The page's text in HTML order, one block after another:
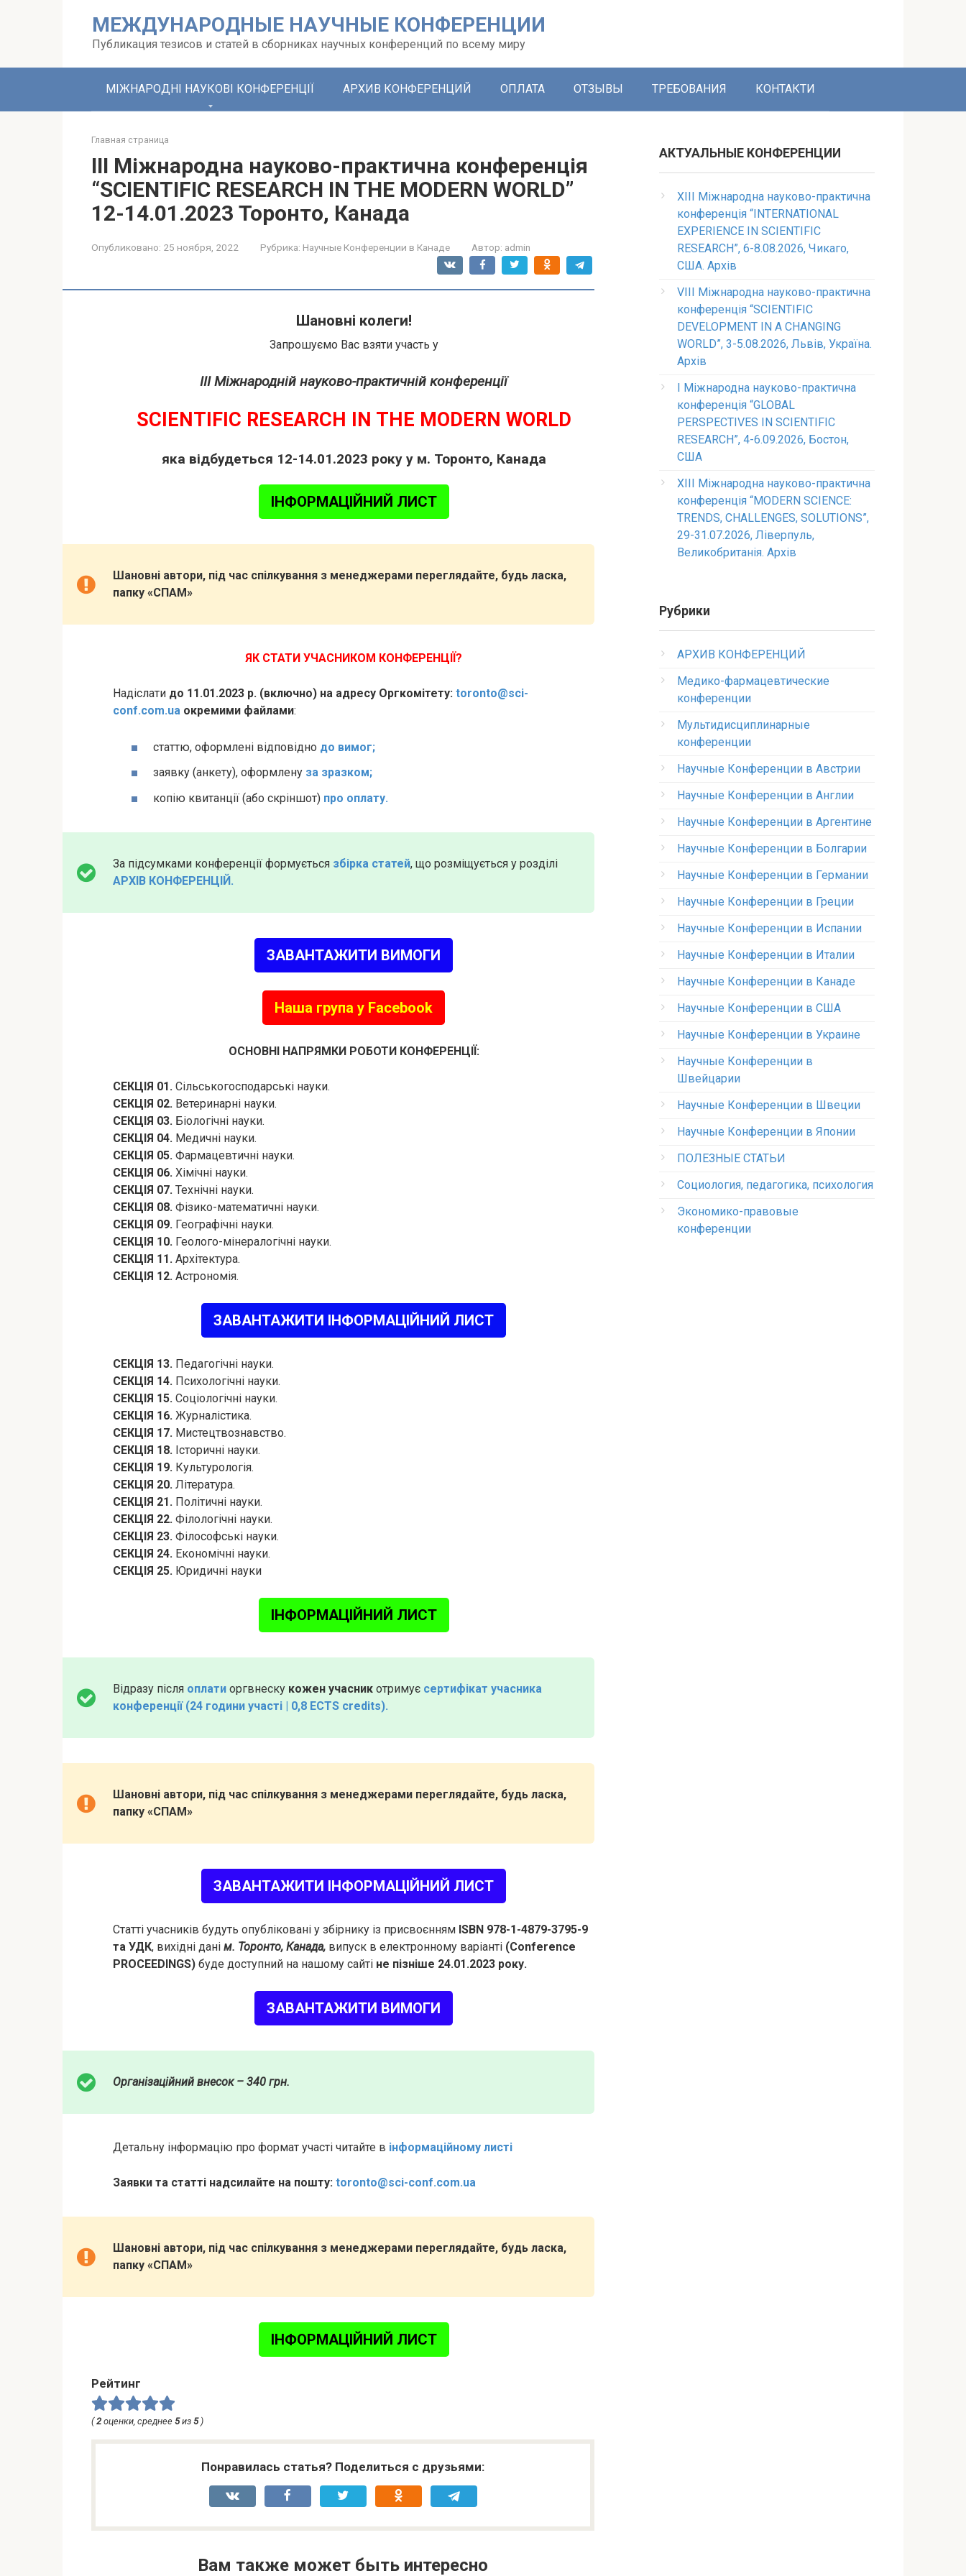
МЕЖДУНАРОДНЫЕ НАУЧНЫЕ КОНФЕРЕНЦИИ
Публикация тезисов и статей в сборниках научных конференций по всему миру
МІЖНАРОДНІ НАУКОВІ КОНФЕРЕНЦІЇ АРХИВ КОНФЕРЕНЦИЙ ОПЛАТА ОТЗЫВЫ ТРЕБОВАНИЯ КОНТАКТИ
Главная страница
III Міжнародна науково-практична конференція
“SCIENTIFIC RESEARCH IN THE MODERN WORLD”
12-14.01.2023 Торонто, Канада
Опубликовано: 25 ноября, 2022 Рубрика: Научные Конференции в Канаде Автор: admin
Шановні колеги!
Запрошуємо Вас взяти участь у
III Міжнародній науково-практичній конференції
SCIENTIFIC RESEARCH IN THE MODERN WORLD
яка відбудеться 12-14.01.2023 року у м. Торонто, Канада
ІНФОРМАЦІЙНИЙ ЛИСТ
Шановні автори, під час спілкування з менеджерами переглядайте, будь ласка,
папку «СПАМ»
ЯК СТАТИ УЧАСНИКОМ КОНФЕРЕНЦІЇ?
Надіслати до 11.01.2023 р. (включно) на адресу Оргкомітету: toronto@sci-
conf.com.ua окремими файлами:
статтю, оформлені відповідно до вимог;
заявку (анкету), оформлену за зразком;
копію квитанції (або скріншот) про оплату.
За підсумками конференції формується збірка статей, що розміщується у розділі
АРХІВ КОНФЕРЕНЦІЙ.
ЗАВАНТАЖИТИ ВИМОГИ
Наша група у Facebook
ОСНОВНІ НАПРЯМКИ РОБОТИ КОНФЕРЕНЦІЇ:
СЕКЦІЯ 01. Сільськогосподарські науки.
СЕКЦІЯ 02. Ветеринарні науки.
СЕКЦІЯ 03. Біологічні науки.
СЕКЦІЯ 04. Медичні науки.
СЕКЦІЯ 05. Фармацевтичні науки.
СЕКЦІЯ 06. Хімічні науки.
СЕКЦІЯ 07. Технічні науки.
СЕКЦІЯ 08. Фізико-математичні науки.
СЕКЦІЯ 09. Географічні науки.
СЕКЦІЯ 10. Геолого-мінералогічні науки.
СЕКЦІЯ 11. Архітектура.
СЕКЦІЯ 12. Астрономія.
ЗАВАНТАЖИТИ ІНФОРМАЦІЙНИЙ ЛИСТ
СЕКЦІЯ 13. Педагогічні науки.
СЕКЦІЯ 14. Психологічні науки.
СЕКЦІЯ 15. Соціологічні науки.
СЕКЦІЯ 16. Журналістика.
СЕКЦІЯ 17. Мистецтвознавство.
СЕКЦІЯ 18. Історичні науки.
СЕКЦІЯ 19. Культурологія.
СЕКЦІЯ 20. Література.
СЕКЦІЯ 21. Політичні науки.
СЕКЦІЯ 22. Філологічні науки.
СЕКЦІЯ 23. Філософські науки.
СЕКЦІЯ 24. Економічні науки.
СЕКЦІЯ 25. Юридичні науки
ІНФОРМАЦІЙНИЙ ЛИСТ
Відразу після оплати оргвнеску кожен учасник отримує сертифікат учасника
конференції (24 години участі | 0,8 ECTS credits).
Шановні автори, під час спілкування з менеджерами переглядайте, будь ласка,
папку «СПАМ»
ЗАВАНТАЖИТИ ІНФОРМАЦІЙНИЙ ЛИСТ
Статті учасників будуть опубліковані у збірнику із присвоєнням ISBN 978-1-4879-3795-9
та УДК, вихідні дані м. Торонто, Канада, випуск в електронному варіанті (Conference
PROCEEDINGS) буде доступний на нашому сайті не пізніше 24.01.2023 року.
ЗАВАНТАЖИТИ ВИМОГИ
Організаційний внесок – 340 грн.
Детальну інформацію про формат участі читайте в інформаційному листі
Заявки та статті надсилайте на пошту: toronto@sci-conf.com.ua
Шановні автори, під час спілкування з менеджерами переглядайте, будь ласка,
папку «СПАМ»
ІНФОРМАЦІЙНИЙ ЛИСТ
Рейтинг
(2 оценки, среднее 5из 5)
Понравилась статья? Поделиться с друзьями:
Вам также может быть интересно
АКТУАЛЬНЫЕ КОНФЕРЕНЦИИ
XIII Міжнародна науково-практична
конференція “INTERNATIONAL
EXPERIENCE IN SCIENTIFIC
RESEARCH”, 6-8.08.2026, Чикаго,
США. Архів
VIII Міжнародна науково-практична
конференція “SCIENTIFIC
DEVELOPMENT IN A CHANGING
WORLD”, 3-5.08.2026, Львів, Україна.
Архів
I Міжнародна науково-практична
конференція “GLOBAL
PERSPECTIVES IN SCIENTIFIC
RESEARCH”, 4-6.09.2026, Бостон,
США
XIII Міжнародна науково-практична
конференція “MODERN SCIENCE:
TRENDS, CHALLENGES, SOLUTIONS”,
29-31.07.2026, Ліверпуль,
Великобританія. Архів
Рубрики
АРХИВ КОНФЕРЕНЦИЙ
Медико-фармацевтические
конференции
Мультидисциплинарные
конференции
Научные Конференции в Австрии
Научные Конференции в Англии
Научные Конференции в Аргентине
Научные Конференции в Болгарии
Научные Конференции в Германии
Научные Конференции в Греции
Научные Конференции в Испании
Научные Конференции в Италии
Научные Конференции в Канаде
Научные Конференции в США
Научные Конференции в Украине
Научные Конференции в
Швейцарии
Научные Конференции в Швеции
Научные Конференции в Японии
ПОЛЕЗНЫЕ СТАТЬИ
Социология, педагогика, психология
Экономико-правовые
конференции